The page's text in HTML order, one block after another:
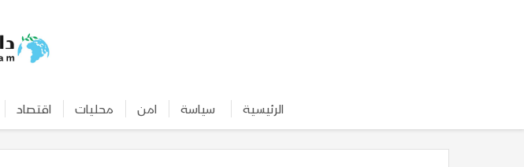
الرئيسية سياسة امن محليات اقتصاد